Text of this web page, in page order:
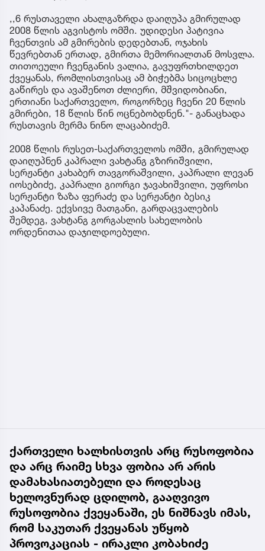
,,6 რუსთაველი ახალგაზრდა დაიღუპა გმირულად
2008 წლის აგვისტოს ომში. უდიდესი პატივია
ჩვენთვის ამ გმირების დედებთან, ოჯახის
წევრებთან ერთად, გმირთა მემორიალთან მოსვლა.
თითოეული ჩვენგანის ვალია, გავუფრთხილდეთ
ქვეყანას, რომლისთვისაც ამ ბიჭებმა სიცოცხლე
გაწირეს და ავაშენოთ ძლიერი, მშვიდობიანი,
ერთიანი საქართველო, როგორზეც ჩვენი 20 წლის
გმირები, 18 წლის წინ ოცნებობდნენ."- განაცხადა
რუსთავის მერმა ნინო ლაცაბიძემ.
2008 წლის რუსეთ-საქართველოს ომში, გმირულად
დაიღუპნენ კაპრალი ვახტანგ გზირიშვილი,
სერჟანტი კახაბერ თავგორაშვილი, კაპრალი ლევან
იოსებიძე, კაპრალი გიორგი ჯავახიშვილი, უფროსი
სერჟანტი ზაზა ფერაძე და სერჟანტი ბესიკ
კაპანაძე. ექვსივე მათგანი, გარდაცვალების
შემდეგ, ვახტანგ გორგასლის სახელობის
ორდენითაა დაჯილდოებული.
ქართველი ხალხისთვის არც რუსოფობია
და არც რაიმე სხვა ფობია არ არის
დამახასიათებელი და როდესაც
ხელოვნურად ცდილობ, გააღვივო
რუსოფობია ქვეყანაში, ეს ნიშნავს იმას,
რომ საკუთარ ქვეყანას უწყობ
პროვოკაციას - ირაკლი კობახიძე